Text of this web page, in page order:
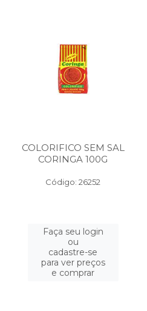
COLORIFICO SEM SAL
CORINGA 100G
Código: 26252
Faça seu login
ou
cadastre-se
para ver preços
e comprar